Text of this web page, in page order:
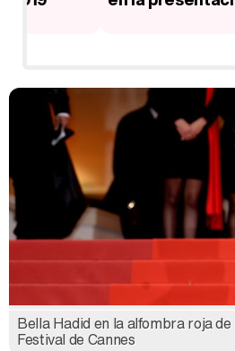
Bella Hadid en la alfombra roja
Festival de Cannes